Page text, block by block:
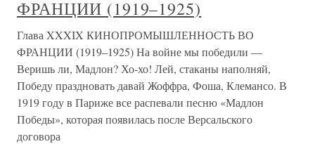
ФРАНЦИИ (1919–1925)
Глава XXXIX КИНОПРОМЫШЛЕННОСТЬ ВО
ФРАНЦИИ (1919–1925) На войне мы победили —
Веришь ли, Мадлон? Хо-хо! Лей, стаканы наполняй,
Победу праздновать давай Жоффра, Фоша, Клемансо. В
1919 году в Париже все распевали песню «Мадлон
Победы», которая появилась после Версальского
договора